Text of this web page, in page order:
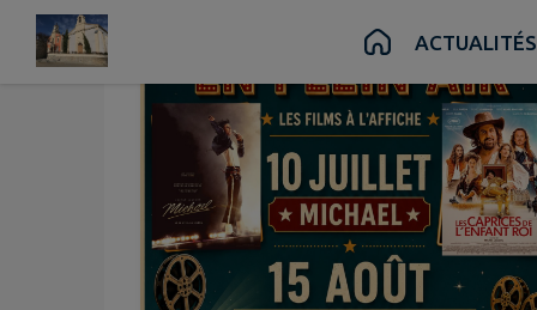
Contenu Pied de pageACTUALITÉS